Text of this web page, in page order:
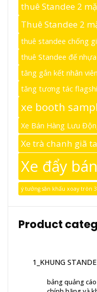
thuê Standee 2
Thuê Standee 2
thuê standee chống
thuê Standee đế
tăng gắn kết nhân
tăng tương tác
xe booth
Xe Bán Hàng Lưu
Xe trà chanh giã
Xe đẩy
ý tưởng sân khấu xoay tròn
Product
1_KHUNG
bảng quảng